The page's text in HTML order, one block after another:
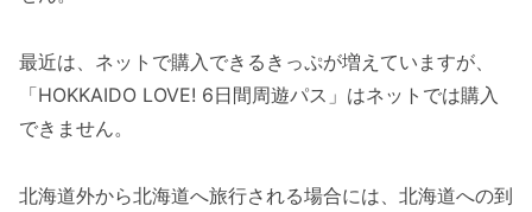
最近は、ネットで購入できるきっぷが増えていますが、
「HOKKAIDO LOVE! 6日間周遊パス」はネットでは購入
できません。
北海道外から北海道へ旅行される場合には、北海道への到